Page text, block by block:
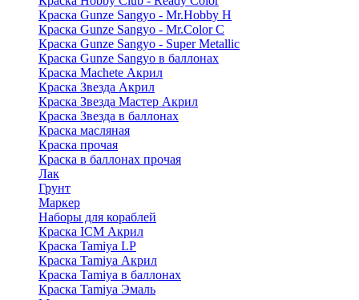
Краска Gunze Sangyo - Mr.Hobby H
Краска Gunze Sangyo - Mr.Color C
Краска Gunze Sangyo - Super Metallic
Краска Gunze Sangyo в баллонах
Краска Machete Акрил
Краска Звезда Акрил
Краска Звезда Мастер Акрил
Краска Звезда в баллонах
Краска масляная
Краска прочая
Краска в баллонах прочая
Лак
Грунт
Маркер
Наборы для кораблей
Краска ICM Акрил
Краска Tamiya LP
Краска Tamiya Акрил
Краска Tamiya в баллонах
Краска Tamiya Эмаль